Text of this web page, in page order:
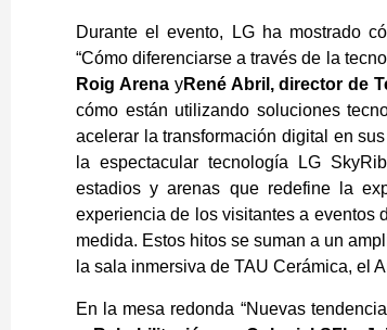
Durante el evento, LG ha mostrado
“Cómo diferenciarse a través de la
Roig Arena yRené Abril, director de
cómo están utilizando soluciones
acelerar la transformación digital en
la espectacular tecnología LG
estadios y arenas que redefine la
experiencia de los visitantes a eventos
medida. Estos hitos se suman a un
la sala inmersiva de TAU Cerámica, el
En la mesa redonda “Nuevas